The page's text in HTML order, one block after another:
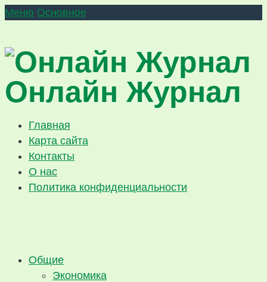
Меню Основное
Онлайн Журнал
Главная
Карта сайта
Контакты
О нас
Политика конфиденциальности
Общие
Экономика